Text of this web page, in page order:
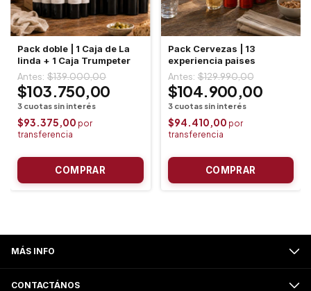
Pack doble | 1 Caja de La
linda + 1 Caja Trumpeter
$103.750,00
$139.000,00
$93.375,00
Pack Cervezas | 13
experiencia paises
$104.900,00
$129.990,00
$94.410,00
MÁS INFO
CONTACTÁNOS